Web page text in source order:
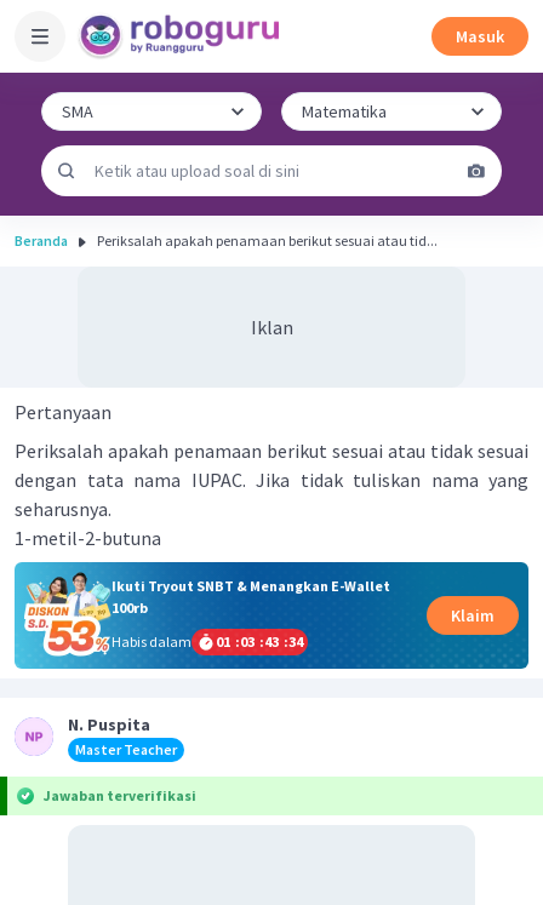
Masuk
Beranda Periksalah apakah penamaan berikut sesuai atau tid...
Iklan
Pertanyaan
Periksalah apakah penamaan berikut sesuai atau tidak sesuai
dengan tata nama IUPAC. Jika tidak tuliskan nama yang
seharusnya.
1-metil-2-butuna
Ikuti Tryout SNBT & Menangkan E-Wallet
100rb
Habis dalam
01 :03 :43 :34
Klaim
N. Puspita
Master Teacher
Jawaban terverifikasi